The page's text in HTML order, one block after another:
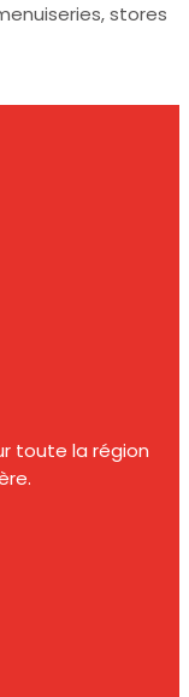
stores
toute la région